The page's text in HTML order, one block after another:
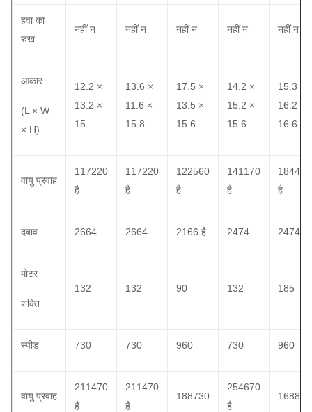
हवा का
रुख
नहीं न नहीं न नहीं न नहीं न नहीं न
आकार
(L × W
× H)
12.2 ×
13.2 ×
15
13.6 ×
11.6 ×
15.8
17.5 ×
13.5 ×
15.6
14.2 ×
15.2 ×
15.6
15.3 ×
16.2 ×
16.6
वायु प्रवाह
117220
है
117220
है
122560
है
141170
है
184450
है
दबाव 2664 2664 2166 है 2474 2474
मोटर
शक्ति
132 132 90 132 185
स्पीड 730 730 960 730 960
वायु प्रवाह
211470
है
211470
है
188730
254670
है
168800